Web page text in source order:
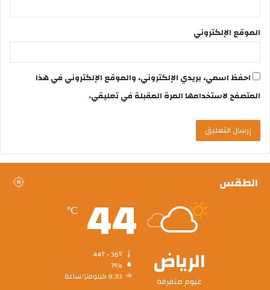
الموقع الإلكتروني
احفظ اسمي، بريدي الإلكتروني، والموقع الإلكتروني في هذا
المتصفح لاستخدامها المرة المقبلة في تعليقي.
الطقس
الرياض
غيوم متفرقة
44
℃
7%
8.93 كيلومتر/ساعة